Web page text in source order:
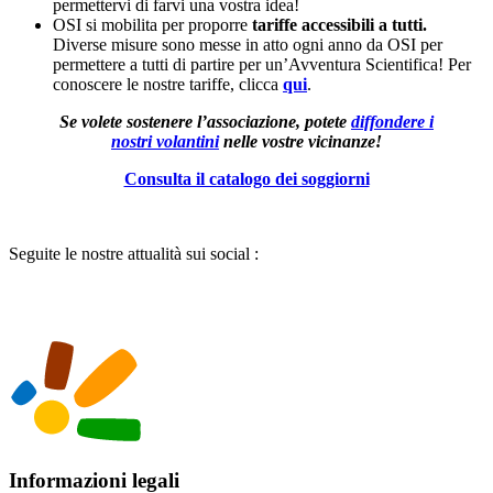
permettervi di farvi una vostra idea!
OSI si mobilita per proporre tariffe accessibili a tutti.
Diverse misure sono messe in atto ogni anno da OSI per
permettere a tutti di partire per un’Avventura Scientifica! Per
conoscere le nostre tariffe, clicca qui.
Se volete sostenere l’associazione, potete diffondere i
nostri volantininelle vostre vicinanze!
Consulta il catalogo dei soggiorni
Seguite le nostre attualità sui social :
Informazioni legali